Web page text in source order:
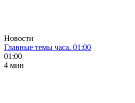
Новости
Главные темы часа. 01:00
01:00
4 мин